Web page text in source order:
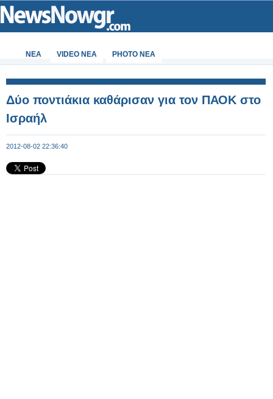
ΝΕΑ VIDEO NEA PHOTO NEA
Δύο ποντιάκια καθάρισαν για τον ΠΑΟΚ στο
Ισραήλ
2012-08-02 22:36:40